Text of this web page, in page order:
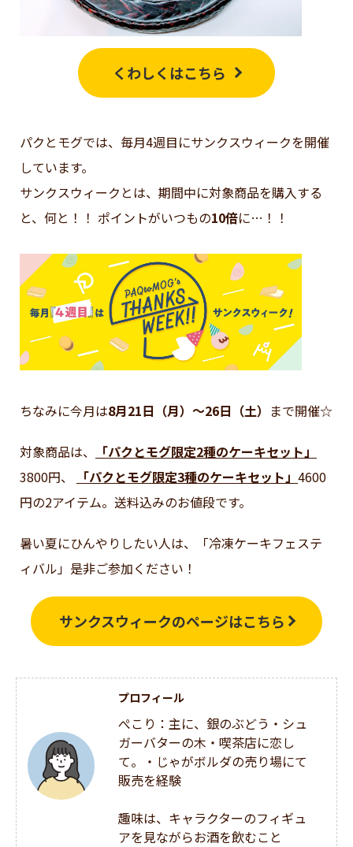
くわしくはこちら
パクとモグでは、毎月4週目にサンクスウィークを開催
しています。
サンクスウィークとは、期間中に対象商品を購入する
と、何と！！ ポイントがいつもの10倍に…！！
ちなみに今月は8月21日（月）～26日（土） まで開催☆
対象商品は、
「パクとモグ限定2種のケーキセット」
3800円、
「パクとモグ限定3種のケーキセット」 4600
円の2アイテム。送料込みのお値段です。
暑い夏にひんやりしたい人は、「冷凍ケーキフェステ
ィバル」是非ご参加ください！
サンクスウィークのページはこちら
プロフィール
ぺこり：主に、銀のぶどう・シュ
ガーバターの木・喫茶店に恋し
て。・じゃがボルダの売り場にて
販売を経験
趣味は、キャラクターのフィギュ
アを見ながらお酒を飲むこと